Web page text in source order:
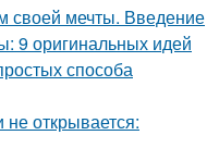
своей мечты. Введение
9 оригинальных идей
способа
открывается: